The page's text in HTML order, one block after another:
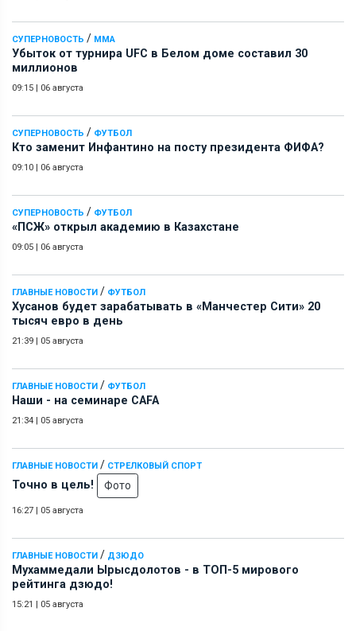
СУПЕРНОВОСТЬ / ММА
Убыток от турнира UFC в Белом доме составил 30
миллионов
09:15 | 06 августа
СУПЕРНОВОСТЬ / ФУТБОЛ
Кто заменит Инфантино на посту президента ФИФА?
09:10 | 06 августа
СУПЕРНОВОСТЬ / ФУТБОЛ
«ПСЖ» открыл академию в Казахстане
09:05 | 06 августа
ГЛАВНЫЕ НОВОСТИ / ФУТБОЛ
Хусанов будет зарабатывать в «Манчестер Сити» 20
тысяч евро в день
21:39 | 05 августа
ГЛАВНЫЕ НОВОСТИ / ФУТБОЛ
Наши - на семинаре СAFA
21:34 | 05 августа
ГЛАВНЫЕ НОВОСТИ / СТРЕЛКОВЫЙ СПОРТ
Точно в цель! Фото
16:27 | 05 августа
ГЛАВНЫЕ НОВОСТИ / ДЗЮДО
Мухаммедали Ырысдолотов - в ТОП-5 мирового
рейтинга дзюдо!
15:21 | 05 августа